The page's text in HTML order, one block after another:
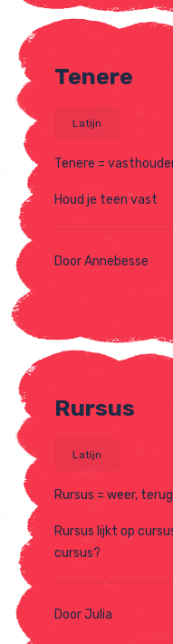
Tenere
Latijn
Tenere =
Houd je teen vast
Door Annebesse
Rursus
Latijn
Rursus = weer, terug
Rursus lijkt op
cursus?
Door Julia